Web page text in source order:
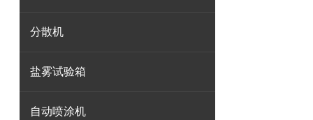
分散机
盐雾试验箱
自动喷涂机